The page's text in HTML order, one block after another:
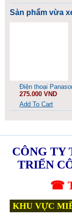
Sản phẩm vừa
Điện thoại
275.000 VND
Add To Cart
CÔNG TY
TRIỂN
☎
KHU VỰC